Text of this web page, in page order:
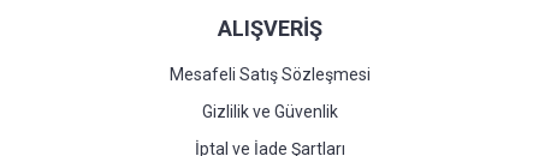
ALIŞVERİŞ
Mesafeli Satış Sözleşmesi
Gizlilik ve Güvenlik
İptal ve İade Şartları